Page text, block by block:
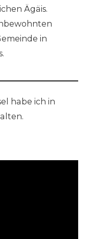
Ägäis.
in
habe ich in